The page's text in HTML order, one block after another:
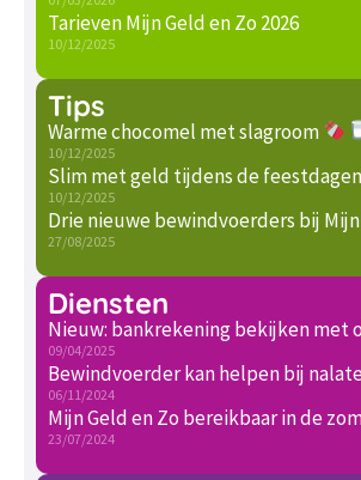
Tarieven Mijn Geld en Zo 2026
10/12/2025
Tips
Warme chocomel met slagroom
10/12/2025
Slim met geld tijdens de feestdagen
10/12/2025
Drie nieuwe bewindvoerders bij
27/08/2025
Diensten
Nieuw: bankrekening bekijken met
09/04/2025
Bewindvoerder kan helpen bij
06/11/2024
Mijn Geld en Zo bereikbaar in de
23/07/2024